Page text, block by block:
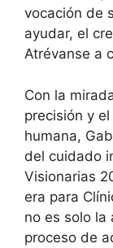
vocación de
ayudar, el
Atrévanse a
Con la
precisión y
humana,
del cuidado
Visionarias
era para
no es solo la
proceso de